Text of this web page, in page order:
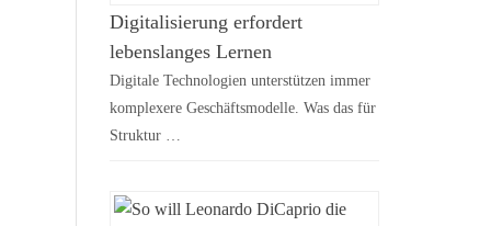
Digitalisierung erfordert
lebenslanges Lernen
Digitale Technologien unterstützen immer
komplexere Geschäftsmodelle. Was das für
Struktur …